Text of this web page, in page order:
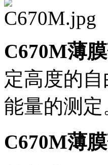
C670M薄
定高度的
能量的测定
C670M薄